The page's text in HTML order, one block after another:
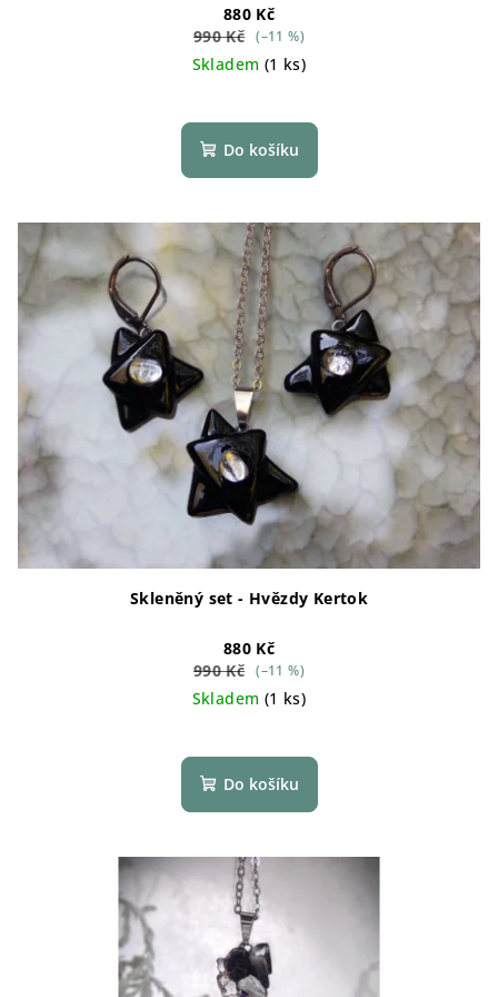
880 Kč
990 Kč (–11 %)
Skladem (1 ks)
Do košíku
Skleněný set - Hvězdy Kertok
880 Kč
990 Kč (–11 %)
Skladem (1 ks)
Do košíku